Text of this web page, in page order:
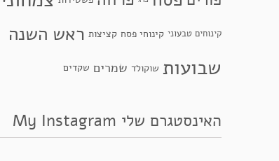
קינוחים טבעוני קינוחי פסח קציצות ראש השנה
שבועות שוקולד שמרים שקדים
האינסטגרם שלי My Instagram